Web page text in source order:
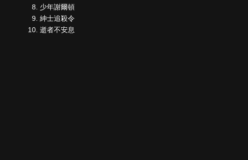
少年謝爾頓
紳士追殺令
逝者不安息